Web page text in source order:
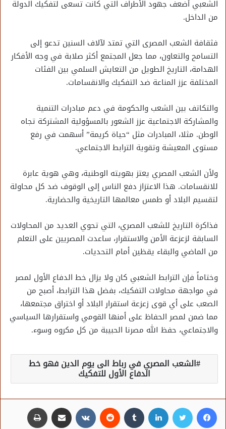
الشعبي أضعف جهود الأطراف التي كانت تسعى لتفكيك الدولة
من الداخل.
فثقافة الشعب المصرى التي تمتد لآلاف السنين تدعو إلى
التسامح والتعاون، مما جعل المجتمع أكثر صلابة في وجه الأفكار
الهدامة، التاريخ الطويل من التعايش السلمي بين الفئات
المختلفة عزز المناعة ضد التفكيك والانقسامات.
والتكاتف بين الشعب والحكومة في دعم مبادرات التنمية
والمشاركة الاجتماعية عزز الشعور بالمسؤولية المشتركة تجاه
الوطن. مثلا، المبادرات مثل “حياة كريمة” أسهمت في رفع
مستوى المعيشة وتقوية الترابط الاجتماعي.
ولأن الشعب المصري يعتز بهويته الوطنية، وهي هوية عابرة
للانقسامات. هذا الاعتزاز دفع الناس إلى الوقوف ضد كل محاولة
لتقسيم البلاد أو طمس معالمها التاريخية والحضارية.
فذاكرة التاريخ للشعب المصري، التي تحوي العديد من المحاولات
السابقة لزعزعة الأمن والاستقرار، ساعدت المصريين على التعلم
من الماضي والبقاء يقظين أمام التحديات.
وختاماً فإن الترابط الشعبي كان ولا يزال خط الدفاع الأول لمصر
في مواجهة محاولات التفكيك، بفضل هذا الترابط، أصبح من
الصعب على أي قوى زعزعة استقرار البلاد أو اختراق مجتمعها،
مما ضمن لمصر الحفاظ على أمنها القومي واستقرارها السياسي
والاجتماعي، حفظ الله مصرنا الحبيبة من كل مكروه وسوء.
الشعب المصري في رباط الى يوم الدين فهو خط
الدفاع الأول للتفكيك
فيسبوك تويتر لينكدإن مشاركة عبر البريد